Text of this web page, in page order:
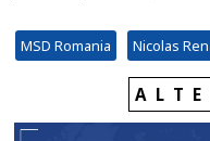
MSD Romania Nicolas
ALTE